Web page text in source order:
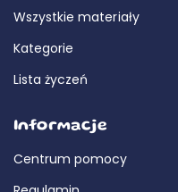
Wszystkie materiały
Kategorie
Lista życzeń
Informacje
Centrum pomocy